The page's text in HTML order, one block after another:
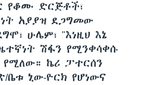
የቆሙ ድርጅቶች፣
አያያዝ ደጋግመው
ሁሌም፣ "እነዚህ እኔ
ሽፋን የሚንቀሳቀሱ
ኬሪ ፓተርሰን
ጽ/ቤቱ ኒው-ዮርክ የሆነውና